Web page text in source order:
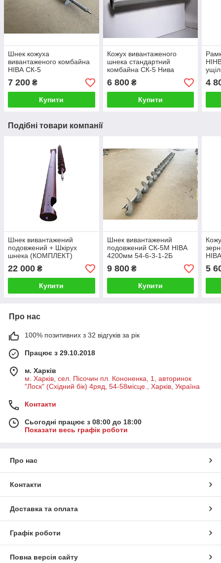
Шнек кожуха
вивантаженого комбайна
НІВА СК-5
7 200 ₴
Купити
Кожух вивантаженого
шнека стандартний
комбайна СК-5 Нива
6 800₴
Купити
4
Подібні товари компанії
Шнек вивантажений
подовжений + Шкірух
шнека (КОМПЛЕКТ)
комбайна СК-5М Нива L-
4200 мм 54-6-3-1-2Б
22 000 ₴
Купити
Шнек вивантажений
подовжений СК-5М НІВА
4200мм 54-6-3-1-2Б
9 800₴
Купити
5
Про нас
100% позитивних з 32 відгуків за рік
Працює з 29.10.2018
м. Харків
м. Харків, сел. Пісочин пл. Кононенка, 1, авторинок
"Лоск" (Східний бік) 4ряд, 54-58місце., Харків, Україна
Контакти
Сьогодні працює з 08:00 до 18:00
Показати весь графік роботи
Про нас
Контакти
Доставка та оплата
Графік роботи
Повна версія сайту